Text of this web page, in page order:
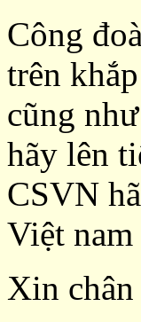
Công
trên
cũng
hãy lên
CSVN
Việt
Xin